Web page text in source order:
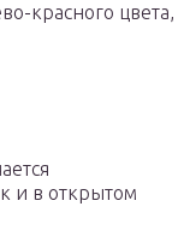
красного цвета,
и в открытом